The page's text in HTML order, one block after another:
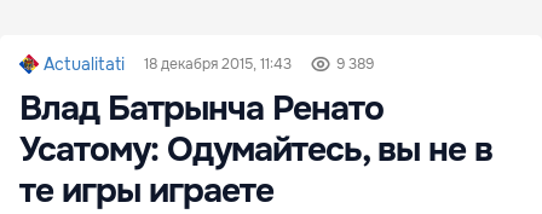
Actualitati 18 декабря 2015, 11:43 9 389
Влад Батрынча Ренато
Усатому: Одумайтесь, вы не в
те игры играете